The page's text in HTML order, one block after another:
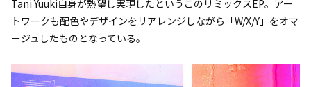
Tani Yuuki自身が熱望し実現したというこのリミックスEP。アー
トワークも配色やデザインをリアレンジしながら「W/X/Y」をオマ
ージュしたものとなっている。